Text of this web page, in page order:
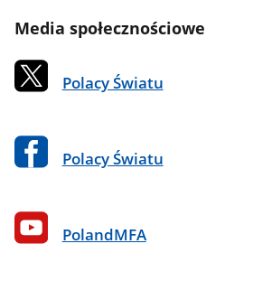
Media społecznościowe
Polacy Światu
Polacy Światu
PolandMFA